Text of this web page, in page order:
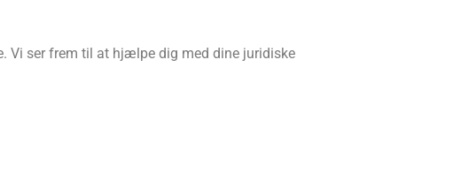
Vi ser frem til at hjælpe dig med dine juridiske